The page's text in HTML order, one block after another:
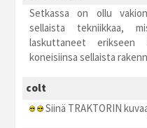
Setkassa on ollu
sellaista tekniikkaa,
laskuttaneet
koneisiinsa sellaista
colt
Siinä TRAKTORIN